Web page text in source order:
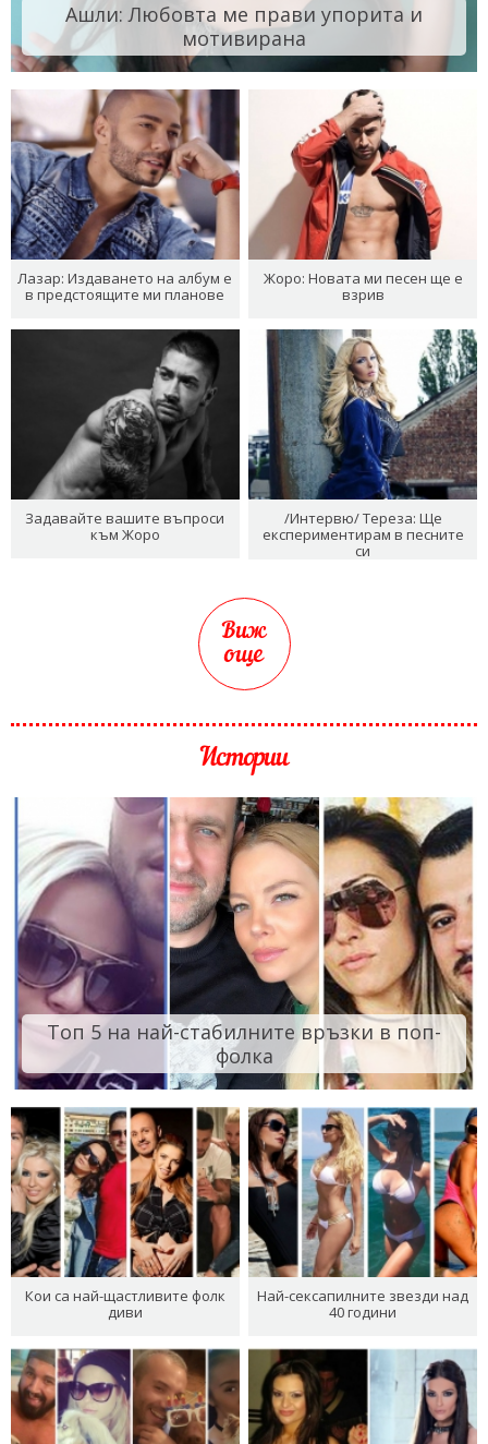
Ашли: Любовта ме прави упорита и
мотивирана
Лазар: Издаването на албум е
в предстоящите ми планове
Жоро: Новата ми песен ще е
взрив
Задавайте вашите въпроси
към Жоро
/Интервю/ Тереза: Ще
експериментирам в песните
си
Виж
още
Истории
Топ 5 на най-стабилните връзки в поп-
фолка
Кои са най-щастливите фолк
диви
Най-сексапилните звезди над
40 години